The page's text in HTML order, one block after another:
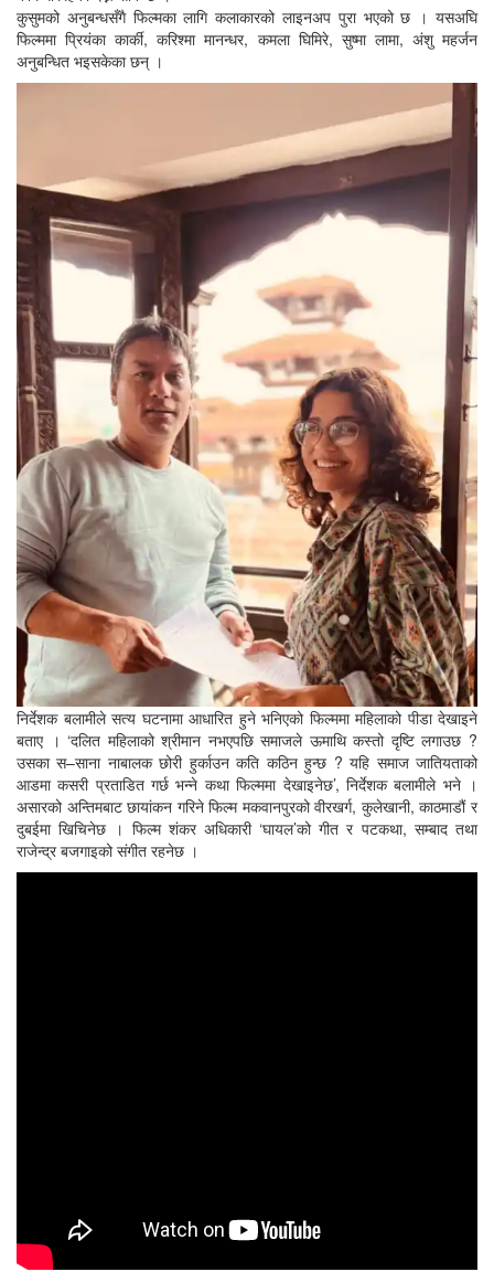
कुसुमको अनुबन्धसँगै फिल्मका लागि कलाकारको लाइनअप पुरा भएको छ । यसअघि
फिल्ममा प्रियंका कार्की, करिश्मा मानन्धर, कमला घिमिरे, सुष्मा लामा, अंशु महर्जन
अनुबन्धित भइसकेका छन् ।
निर्देशक बलामीले सत्य घटनामा आधारित हुने भनिएको फिल्ममा महिलाको पीडा देखाइने
बताए । ‘दलित महिलाको श्रीमान नभएपछि समाजले ऊमाथि कस्तो दृष्टि लगाउछ ?
उसका स–साना नाबालक छोरी हुर्काउन कति कठिन हुन्छ ? यहि समाज जातियताको
आडमा कसरी प्रताडित गर्छ भन्ने कथा फिल्ममा देखाइनेछ’, निर्देशक बलामीले भने ।
असारको अन्तिमबाट छायांकन गरिने फिल्म मकवानपुरको वीरखर्ग, कुलेखानी, काठमाडौं र
दुबईमा खिचिनेछ । फिल्म शंकर अधिकारी ‘घायल’को गीत र पटकथा, सम्बाद तथा
राजेन्द्र बजगाइको संगीत रहनेछ ।